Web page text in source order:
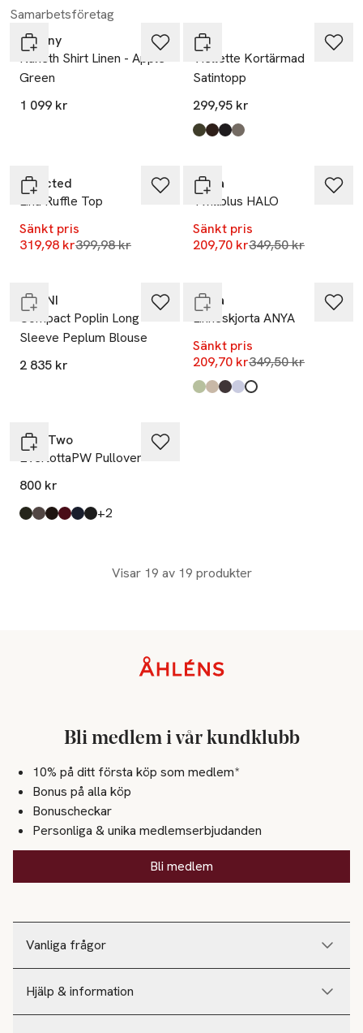
Samarbetsföretag
Tiffany
Naneth Shirt Linen - Apple
Green
1 099 kr
Vila
Viellette Kortärmad
Satintopp
299,95 kr
Produkten finns i färgerna:
Forest Night
Coffee Bean
Black,
Falcon,
Selected
Lina Ruffle Top
Sänkt pris
319,98 krLägsta pris 30 dagar
399,98 kr
Wera
Twillblus HALO
Sänkt pris
209,70 krLägsta pris 30
349,50 kr
Nyhet
GANNI
Compact Poplin Long
Sleeve Peplum Blouse
2 835 kr
-40%
Wera
Linneskjorta ANYA
Sänkt pris
209,70 krLägsta pris 30
349,50 kr
Produkten finns i färgerna:
Light Green
Natural Stripe
Brown,
Blue,
White,
Part Two
EverlottaPW Pullover
800 kr
Produkten finns i färgerna:
Rosin,
Dark Mink Melange
Chocolate Torte Melange
Tawny Port,
Night Sky,
Black, +2
Visar 19 av 19 produkter
Vanliga frågor
Hjälp & information
Bli medlem i vår kundklubb
10% på ditt första köp som medlem*
Bonus på alla köp
Bonuscheckar
Personliga & unika medlemserbjudanden
Bli medlem